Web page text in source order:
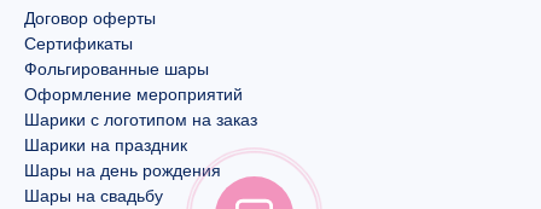
Договор оферты
Сертификаты
Фольгированные шары
Оформление мероприятий
Шарики с логотипом на заказ
Шарики на праздник
Шары на день рождения
Шары на свадьбу